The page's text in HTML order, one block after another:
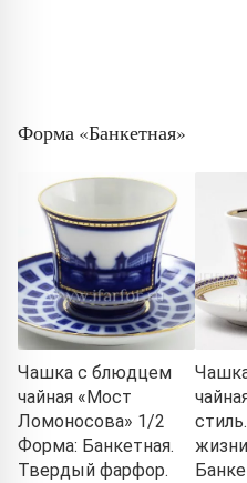
Форма «Банкетная»
Чашка с блюдцем
чайная «Мост
Ломоносова» 1/2
Форма: Банкетная.
Твердый фарфор.